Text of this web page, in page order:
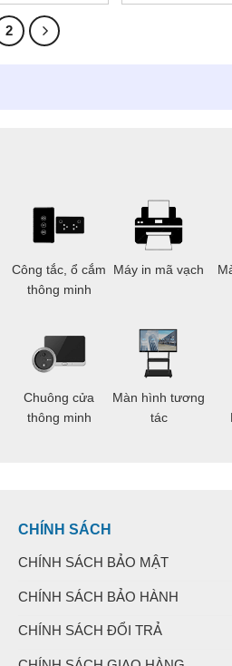
2
Công tắc, ổ cắm
thông minh
Chuông cửa
thông minh
Máy in mã vạch
Màn hình tương
tác
CHÍNH SÁCH
CHÍNH SÁCH BẢO MẬT
CHÍNH SÁCH BẢO HÀNH
CHÍNH SÁCH ĐỔI TRẢ